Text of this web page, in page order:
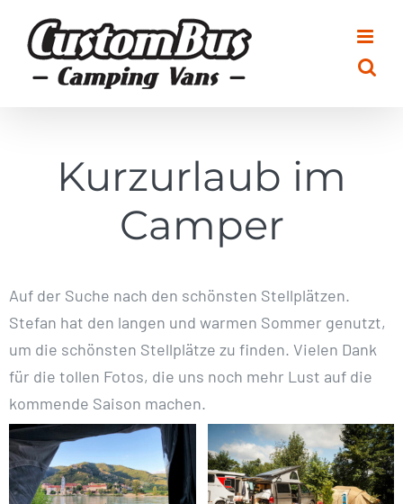
Inhalt
springen
Kurzurlaub im
Camper
Auf der Suche nach den schönsten Stellplätzen.
Stefan hat den langen und warmen Sommer genutzt,
um die schönsten Stellplätze zu finden. Vielen Dank
für die tollen Fotos, die uns noch mehr Lust auf die
kommende Saison machen.